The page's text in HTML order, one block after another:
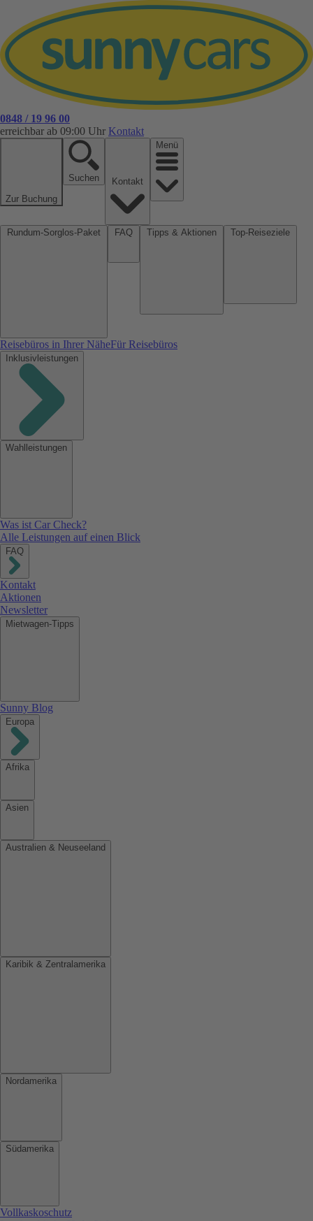
0848 / 19 96 00
erreichbar ab 09:00 Uhr Kontakt
Zur Buchung
Suchen
Menü
Reisebüros in Ihrer NäheFür Reisebüros
Inklusivleistungen
Wahlleistungen
Was ist Car Check?
Alle Leistungen auf einen Blick
FAQ
Kontakt
Aktionen
Newsletter
Mietwagen-Tipps
Sunny Blog
Europa
Afrika
Asien
Australien & Neuseeland
Karibik & Zentralamerika
Nordamerika
Südamerika
Vollkaskoschutz